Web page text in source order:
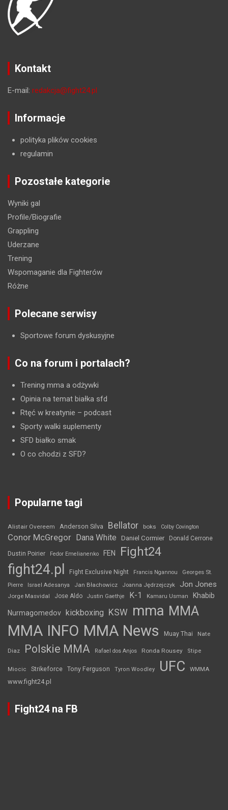
Kontakt
E-mail: redakcja@fight24.pl
Informacje
polityka plików cookies
regulamin
Pozostałe kategorie
Wyniki gal
Profile/Biografie
Grappling
Uderzane
Trening
Wspomaganie dla Fighterów
Różne
Polecane serwisy
Sportowe forum dyskusyjne
Co na forum i portalach?
Trening mma a odżywki
Opinia na temat białka sfd
Rtęć w kreatynie – podcast
Sporty walki suplementy
SFD białko smak
O co chodzi z SFD?
Popularne tagi
Alistair Overeem Anderson Silva Bellator boks Colby Covington
Conor McGregor Dana White Daniel Cormier Donald Cerrone
Dustin Poirier Fedor Emelianenko FEN Fight24
fight24.pl Fight Exclusive Night Francis Ngannou
Georges St.
Pierre
Israel Adesanya Jan Błachowicz Joanna Jędrzejczyk Jon Jones
Jorge Masvidal Jose Aldo Justin Gaethje K-1 Kamaru Usman Khabib
Nurmagomedov kickboxing KSW mma MMA
MMA INFO MMA News Muay Thai Nate
Diaz Polskie MMA Rafael dos Anjos Ronda Rousey Stipe
Miocic Strikeforce Tony Ferguson Tyron Woodley UFC WMMA
www.fight24.pl
Fight24 na FB